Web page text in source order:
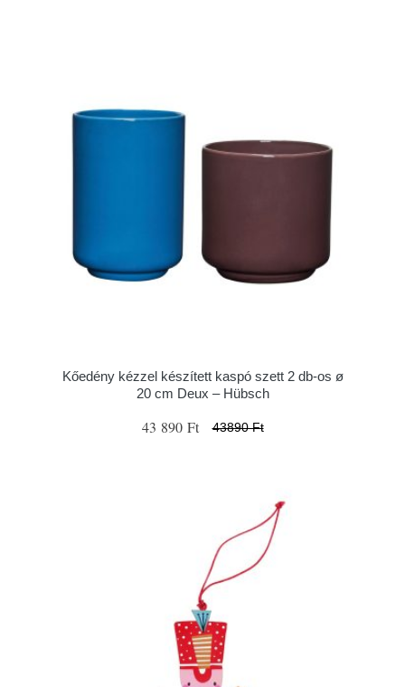
Kőedény kézzel készített kaspó szett 2 db-os ø
20 cm Deux – Hübsch
43 890 Ft 43890 Ft